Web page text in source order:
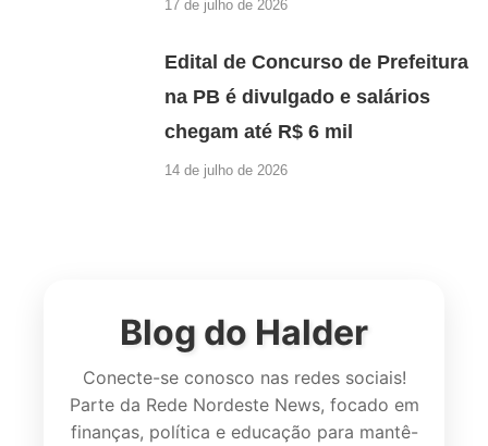
17 de julho de 2026
Edital de Concurso de Prefeitura
na PB é divulgado e salários
chegam até R$ 6 mil
14 de julho de 2026
Blog do Halder
Conecte-se conosco nas redes sociais!
Parte da Rede Nordeste News, focado em
finanças, política e educação para mantê-